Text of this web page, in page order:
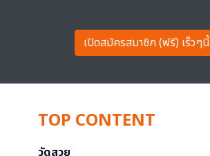
เปิดสมัครสมาชิก (ฟรี) เร็วๆนี้
TOP CONTENT
วัดสวย